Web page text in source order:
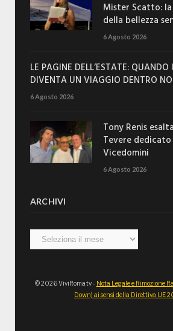
Mister Scatto:
della bellezza
6 Agosto 2026
LE PAGINE DELL’ESTATE: QUANDO
DIVENTA UN VIAGGIO DENTRO
6 Agosto 2026
Tony Renis
Tevere dedicato
Vicedomini
6 Agosto 2026
ARCHIVI
Archivi
© 2026 ViviRoma.tv - Nota Legale e Rimozione
Down) ai sensi della Direttiva UE